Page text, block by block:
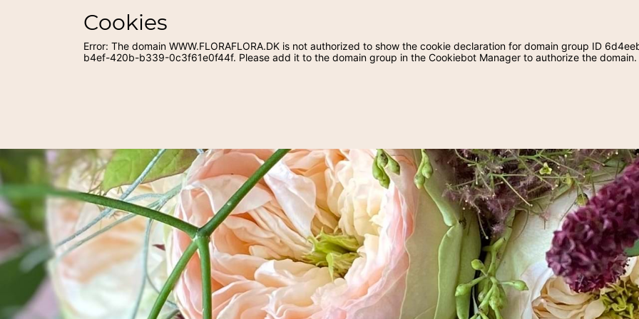
Cookies
Error: The domain WWW.FLORAFLORA.DK is not authorized to show the cookie declaration for domain group ID
b4ef-420b-b339-0c3f61e0f44f. Please add it to the domain group in the Cookiebot Manager to authorize the domain.